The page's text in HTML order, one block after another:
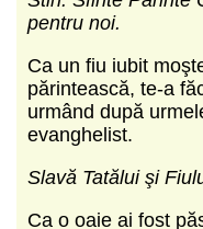
pentru noi.
Ca un fiu iubit
părintească, te-a
urmând după
evanghelist.
Slavă Tatălui şi
Ca o oaie ai fost